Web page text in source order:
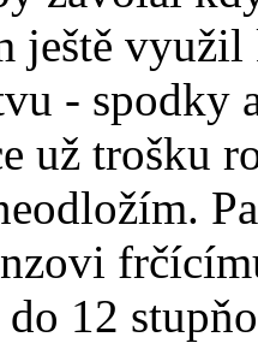
ještě
- spodky
už trošku
12